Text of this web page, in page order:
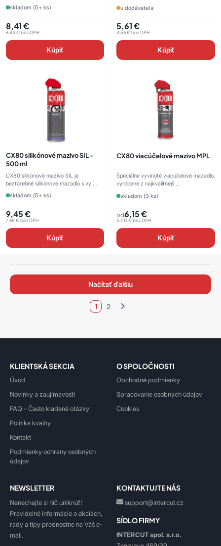
skladom (5+ ks)
8,41€
6,84 €bez DPH
Kúpiť
u dodávateľa
5,61€
4,56€bez DPH
Kúpiť
CX80 silikónové mazivo SIL -
500 ml
CX80 silikónové mazivo SIL je
bezfarebné silikónové mazadlo s vy ...
skladom (5+ ks)
9,45€
7,68 €bez DPH
Kúpiť
CX80 viacúčelové mazivo MPL
Špeciálne vyvinuté viacúčelové mazadlo,
vyrobené z najkvalitnejš ...
skladom (3 ks)
od6,15€
5,00 €bez DPH
Kúpiť
načítať ďalšiu
1 2
KLIENTSKÁ SEKCIA
Úvod
Novinky a zaujímavosti
FAQ - Často kladené otázky
Politika kvality
Kontakt
Podmienky ochrany osobných
údajov
O SPOLOČNOSTI
Obchodné podmienky
Spracovanie osobných údajov
Cookies
NEWSLETTER
Nenechajte si nič uniknúť!
Pravidelné informácie o akciách,
rady a tipy prednostne na Váš e-
mail.
KONTAKTUJTE NÁS
support@intercut.cz
SÍDLO FIRMY
INTERCUT spol. s.r.o.